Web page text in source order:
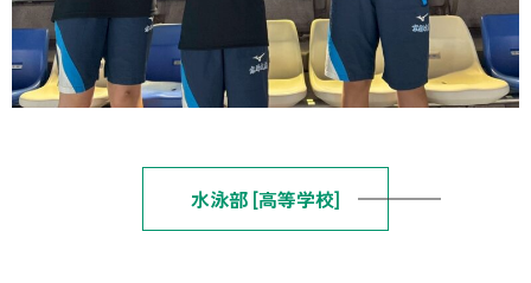
水泳部 [高等学校]